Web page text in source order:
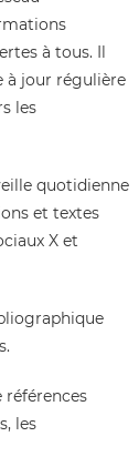
à tous. Il
à jour régulière
les
quotidienne
et textes
X et
références
les